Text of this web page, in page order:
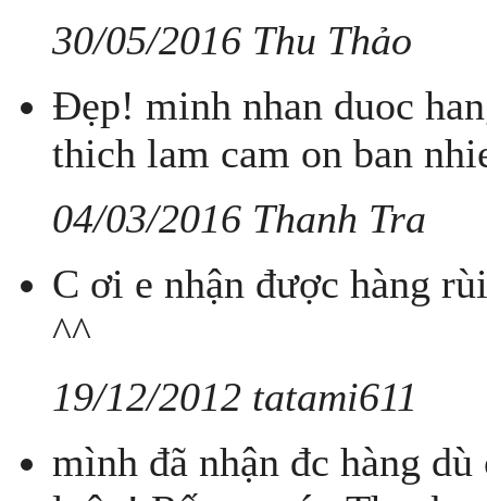
30/05/2016 Thu Thảo
Đẹp! minh nhan duoc
thich lam cam on ban
04/03/2016 Thanh Tra
C ơi e nhận được hàng
^^
19/12/2012 tatami611
mình đã nhận đc hàng